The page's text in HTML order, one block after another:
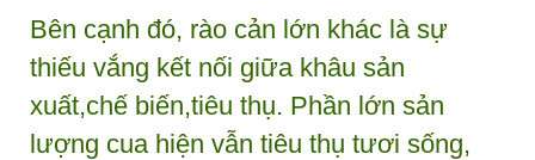
Bên cạnh đó, rào cản lớn khác là sự
thiếu vắng kết nối giữa khâu sản
xuất,chế biến,tiêu thụ. Phần lớn sản
lượng cua hiện vẫn tiêu thụ tươi sống,